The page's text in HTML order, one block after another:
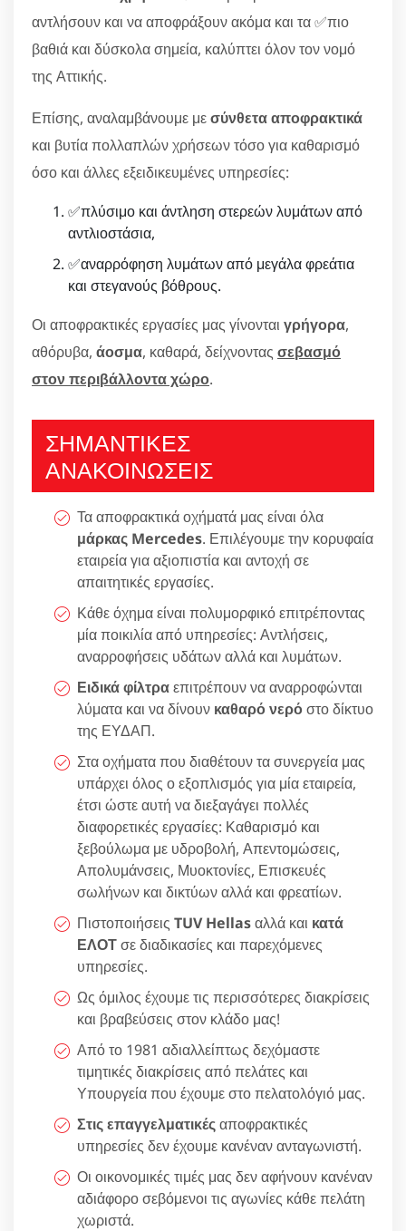
αντλήσουν και να αποφράξουν ακόμα και τα ✅πιο
βαθιά και δύσκολα σημεία, καλύπτει όλον τον νομό
της Αττικής.
Επίσης, αναλαμβάνουμε μεσύνθετα αποφρακτικά
και βυτία πολλαπλών χρήσεων τόσο για καθαρισμό
όσο και άλλες εξειδικευμένες υπηρεσίες:
✅πλύσιμο και άντληση στερεών λυμάτων από
αντλιοστάσια,
✅αναρρόφηση λυμάτων από μεγάλα φρεάτια
και στεγανούς βόθρους.
Οι αποφρακτικές εργασίες μας γίνονται γρήγορα,
αθόρυβα, άοσμα, καθαρά, δείχνοντας σεβασμό
στον περιβάλλοντα χώρο.
ΣΗΜΑΝΤΙΚΕΣ
ΑΝΑΚΟΙΝΩΣΕΙΣ
Τα αποφρακτικά οχήματά μας είναι όλα
μάρκας Mercedes. Επιλέγουμε την κορυφαία
εταιρεία για αξιοπιστία και αντοχή σε
απαιτητικές εργασίες.
Κάθε όχημα είναι πολυμορφικό επιτρέποντας
μία ποικιλία από υπηρεσίες: Αντλήσεις,
αναρροφήσεις υδάτων αλλά και λυμάτων.
Ειδικά φίλτραεπιτρέπουν να αναρροφώνται
λύματα και να δίνουν καθαρό νερόστο δίκτυο
της ΕΥΔΑΠ.
Στα οχήματα που διαθέτουν τα συνεργεία μας
υπάρχει όλος ο εξοπλισμός για μία εταιρεία,
έτσι ώστε αυτή να διεξαγάγει πολλές
διαφορετικές εργασίες: Καθαρισμό και
ξεβούλωμα με υδροβολή, Απεντομώσεις,
Απολυμάνσεις, Μυοκτονίες, Επισκευές
σωλήνων και δικτύων αλλά και φρεατίων.
Πιστοποιήσεις TUV Hellasαλλά και κατά
ΕΛΟΤσε διαδικασίες και παρεχόμενες
υπηρεσίες.
Ως όμιλος έχουμε τις περισσότερες διακρίσεις
και βραβεύσεις στον κλάδο μας!
Από το 1981 αδιαλλείπτως δεχόμαστε
τιμητικές διακρίσεις από πελάτες και
Υπουργεία που έχουμε στο πελατολόγιό μας.
Στις επαγγελματικέςαποφρακτικές
υπηρεσίες δεν έχουμε κανέναν ανταγωνιστή.
Οι οικονομικές τιμές μας δεν αφήνουν κανέναν
αδιάφορο σεβόμενοι τις αγωνίες κάθε πελάτη
χωριστά.